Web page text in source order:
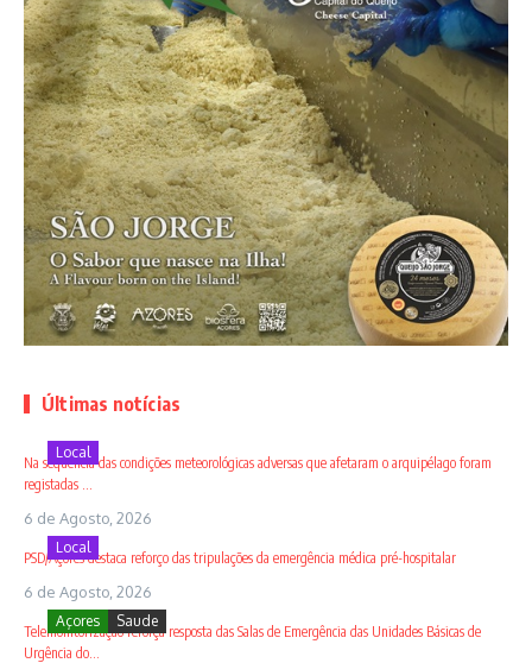
Últimas notícias
Local
Na sequência das condições meteorológicas adversas que afetaram o arquipélago foram
registadas ...
6 de Agosto, 2026
Local
PSD/Açores destaca reforço das tripulações da emergência médica pré-hospitalar
6 de Agosto, 2026
Açores Saude
Telemonitorização reforça resposta das Salas de Emergência das Unidades Básicas de
Urgência do...